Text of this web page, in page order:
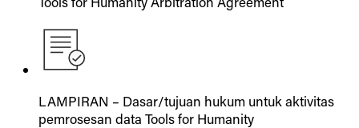
LAMPIRAN – Dasar/tujuan hukum untuk aktivitas
pemrosesan data Tools for Humanity